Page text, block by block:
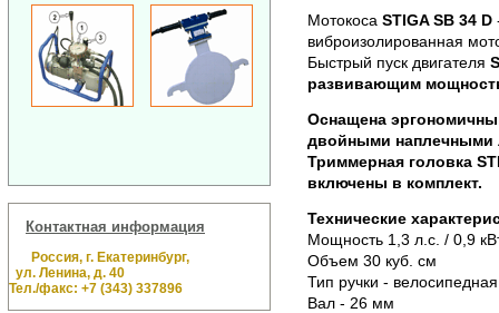
Контактная информация
Россия, г. Екатеринбург,
ул. Ленина, д. 40
Тел./факс: +7 (343) 337896
Мотокоса STIGA SB 34 D
виброизолированная
Быстрый пуск двигателя
развивающим
Оснащена
двойными наплечными
Триммерная головка
включены в комплект.
Технические
Мощность 1,3 л.с. / 0,9
Объем 30 куб. см
Тип ручки - велосипедная
Вал - 26 мм